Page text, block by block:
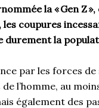
la « Gen Z
coupures
durement la
par les forces
l’homme, au
également des